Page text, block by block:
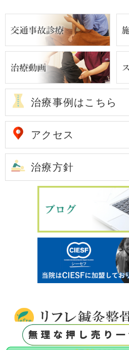
治療事例はこちら
アクセス
治療方針